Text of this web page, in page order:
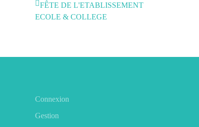
FÊTE DE L'ETABLISSEMENT
ECOLE & COLLEGE
Connexion
Gestion